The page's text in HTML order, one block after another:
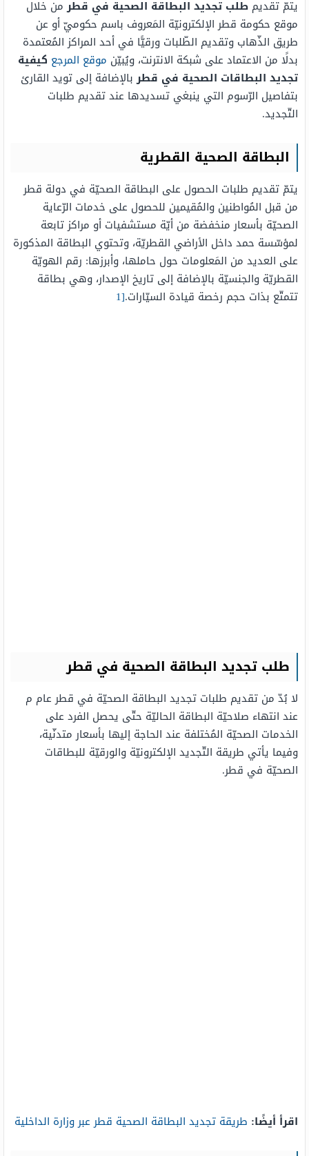
يتمّ تقديم طلب تجديد البطاقة الصحية في قطرمن خلال
موقع حكومة قطر الإلكترونيّة المَعروف باسم حكوميّ أو عن
طريق الذّهاب وتقديم الطّلبات ورقيًّا في أحد المراكز المُعتمدة
بدلًا من الاعتماد على شبكة الانترنت، ويُبيّن موقع المرجع كيفية
تجديد البطاقات الصحية في قطربالإضافة إلى تويد القارئ
بتفاصيل الرّسوم التي ينبغي تسديدها عند تقديم طلبات
التّجديد.
البطاقة الصحية القطرية
يتمّ تقديم طلبات الحصول على البطاقة الصحيّة في دولة قطر
من قبل المُواطنين والمُقيمين للحصول على خدمات الرّعاية
الصحيّة بأسعار منخفضة من أيّة مستشفيات أو مراكز تابعة
لمؤسّسة حمد داخل الأراضي القطريّة، وتحتوي البطاقة المذكورة
على العديد من المَعلومات حول حاملها، وأبرزها: رقم الهويّة
القطريّة والجنسيّة بالإضافة إلى تاريخ الإصدار، وهي بطاقة
تتمتّع بذات حجم رخصة قيادة السيّارات.[1
طلب تجديد البطاقة الصحية في قطر
لا بُدّ من تقديم طلبات تجديد البطاقة الصحيّة في قطر عام م
عند انتهاء صلاحيّة البطاقة الحاليّة حتّى يحصل الفرد على
الخدمات الصحيّة المُختلفة عند الحاجة إليها بأسعار متدنّية،
وفيما يأتي طريقة التّجديد الإلكترونيّة والورقيّة للبطاقات
الصحيّة في قطر.
اقرأ أيضًا: طريقة تجديد البطاقة الصحية قطر عبر وزارة الداخلية